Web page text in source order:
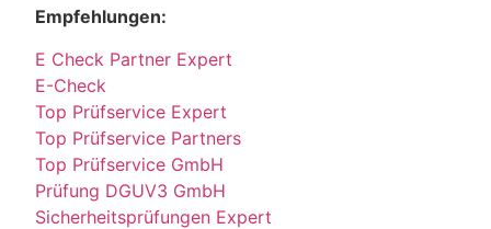
Empfehlungen:
E Check Partner Expert
E-Check
Top Prüfservice Expert
Top Prüfservice Partners
Top Prüfservice GmbH
Prüfung DGUV3 GmbH
Sicherheitsprüfungen Expert